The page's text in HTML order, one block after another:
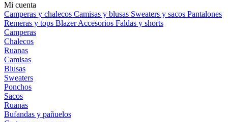
Mi cuenta
Camperas y chalecos Camisas y blusas Sweaters y sacos Pantalones
Remeras y tops BlazerAccesorios Faldas y shorts
Camperas
Chalecos
Ruanas
Camisas
Blusas
Sweaters
Ponchos
Sacos
Ruanas
Bufandas y pañuelos